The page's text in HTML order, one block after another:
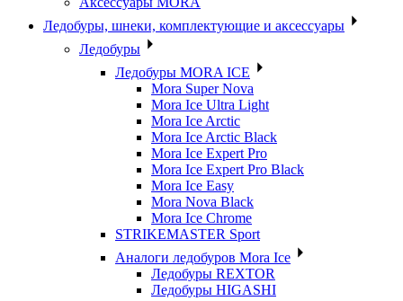
Ледобуры, шнеки, комплектующие и аксессуары
Ледобуры
Ледобуры MORA ICE
Mora Super Nova
Mora Ice Ultra Light
Mora Ice Arctic
Mora Ice Arctic Black
Mora Ice Expert Pro
Mora Ice Expert Pro Black
Mora Ice Easy
Mora Nova Black
Mora Ice Chrome
STRIKEMASTER Sport
Аналоги ледобуров Mora Ice
Ледобуры REXTOR
Ледобуры HIGASHI